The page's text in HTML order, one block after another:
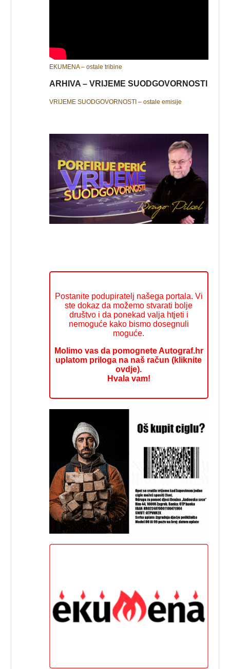
EKUMENA – ostale tribine
ARHIVA – VRIJEME SUODGOVORNOSTI
VRIJEME SUODGOVORNOSTI – ostale emisije
Postanite podupiratelj našega portala. Vi
ste dokaz da možemo stvarati bolje
društvo i da ponekad valja htjeti i
nemoguće kako bismo dosegnuli
moguće.
Molimo vas da pomognete Autograf.hr
uplatom priloga na naš račun (kliknite
ovdje).
Hvala vam!